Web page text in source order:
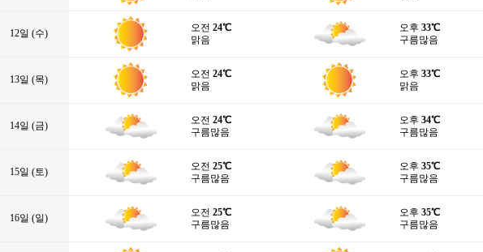
12일 (수) 오전 24℃
맑음
오후 33℃
구름많음
13일 (목) 오전 24℃
맑음
오후 33℃
맑음
14일 (금) 오전 24℃
구름많음
오후 34℃
구름많음
15일 (토) 오전 25℃
구름많음
오후 35℃
구름많음
16일 (일) 오전 25℃
구름많음
오후 35℃
구름많음